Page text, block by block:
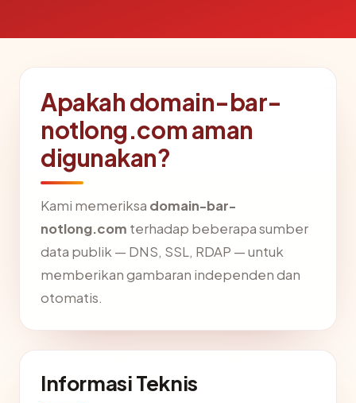
Apakah domain-bar-
notlong.com aman
digunakan?
Kami memeriksa domain-bar-
notlong.com terhadap beberapa sumber
data publik — DNS, SSL, RDAP — untuk
memberikan gambaran independen dan
otomatis.
Informasi Teknis